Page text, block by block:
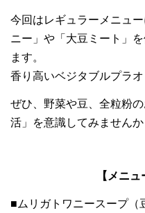
今回はレギュラーメニュ
ニー」や「大豆ミート」
ます。
香り高いベジタブルプラオ
ぜひ、野菜や豆、全粒粉
活」を意識してみませんか
【メニュ
■ムリガトワニースープ（